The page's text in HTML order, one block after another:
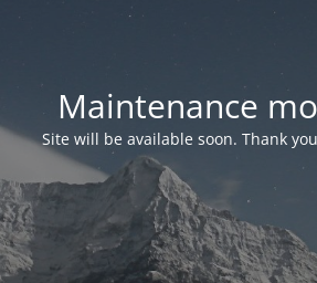
Maintenance
Site will be available soon. Thank